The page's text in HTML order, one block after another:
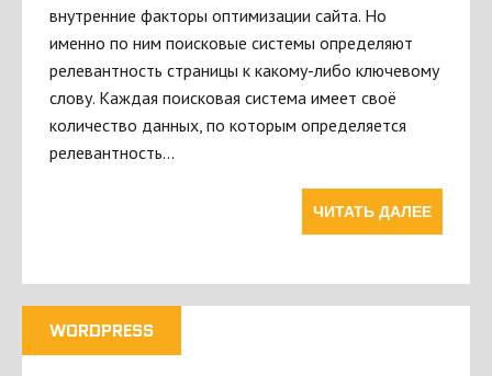
внутренние факторы оптимизации сайта. Но
именно по ним поисковые системы определяют
релевантность страницы к какому-либо ключевому
слову. Каждая поисковая система имеет своё
количество данных, по которым определяется
релевантность…
ЧИТАТЬ ДАЛЕЕ
WORDPRESS